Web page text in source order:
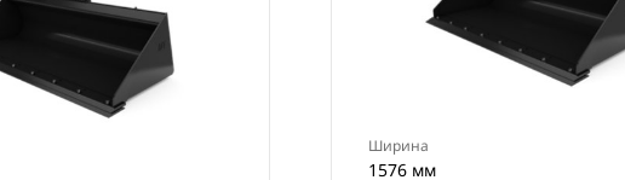
Ширина
1576 мм